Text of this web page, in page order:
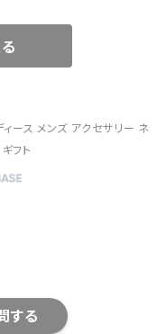
する
ス メンズ アクセサリー ネ
フト